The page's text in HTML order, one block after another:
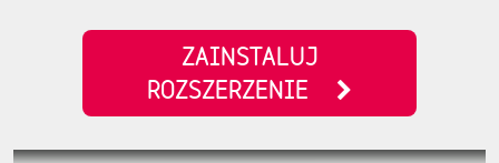
ZAINSTALUJ
ROZSZERZENIE